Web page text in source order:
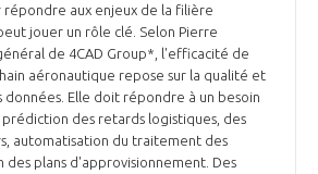
aux enjeux de la filière
jouer un rôle clé. Selon Pierre
de 4CAD Group*, l'efficacité de
aéronautique repose sur la qualité et
données. Elle doit répondre à un besoin
des retards logistiques, des
automatisation du traitement des
des plans d'approvisionnement. Des